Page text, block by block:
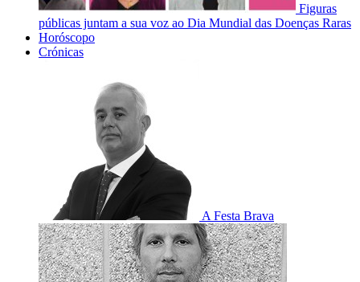
Figuras
públicas juntam a sua voz ao Dia Mundial das Doenças Raras
Horóscopo
Crónicas
A Festa Brava